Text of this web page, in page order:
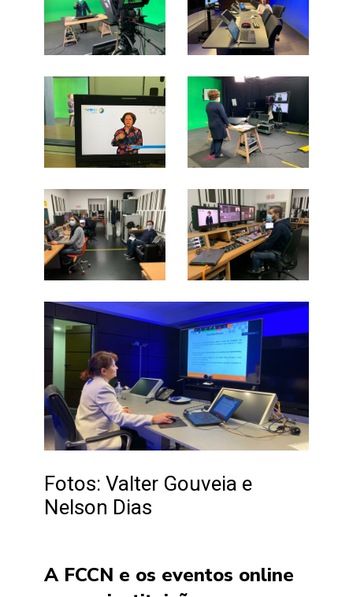
Fotos: Valter Gouveia e
Nelson Dias
A FCCN e os eventos online